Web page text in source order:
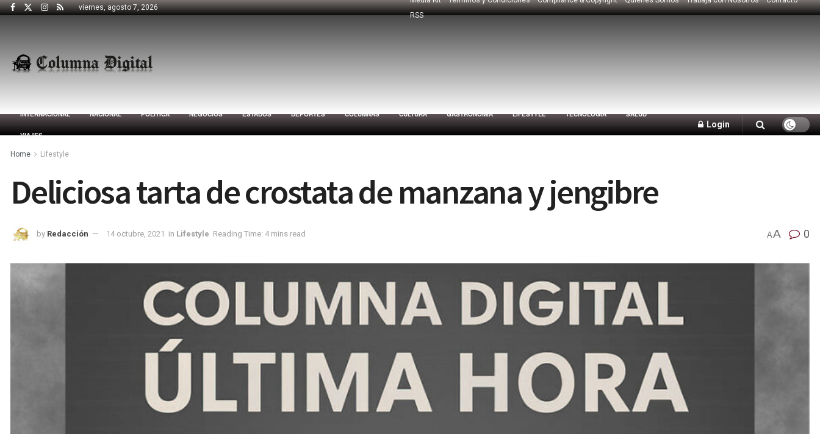
viernes, agosto 7, 2026
RSS
INTERNACIONAL NACIONAL POLÍTICA NEGOCIOS ESTADOS DEPORTES COLUMNAS CULTURA GASTRONOMÍA LIFESTYLE TECNOLOGÍA SALUD
VIAJES
Login
Home Lifestyle
Deliciosa tarta de crostata de manzana y jengibre
by Redacción 14 octubre, 2021 in Lifestyle Reading Time: 4 mins read AA 0